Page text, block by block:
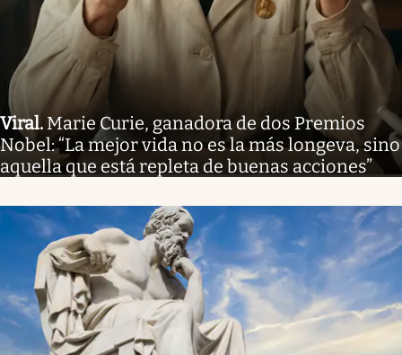
Viral. Marie Curie, ganadora de dos Premios
Nobel: “La mejor vida no es la más longeva, sino
aquella que está repleta de buenas acciones”